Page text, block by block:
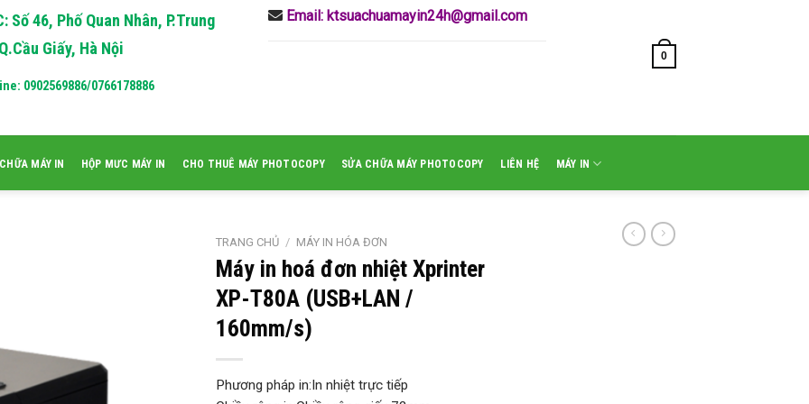
Số 46, Phố Quan Nhân, P.Trung
Giấy, Hà Nội
0902569886/0766178886
Email: ktsuachuamayin24h@gmail.com
0
MÁY IN HỘP MƯC MÁY IN CHO THUÊ MÁY PHOTOCOPY SỬA CHỮA MÁY PHOTOCOPY LIÊN HỆ MÁY IN
TRANG CHỦ / MÁY IN HÓA ĐƠN
Máy in hoá đơn nhiệt Xprinter
XP-T80A (USB+LAN /
160mm/s)
Phương pháp in:In nhiệt trực tiếp